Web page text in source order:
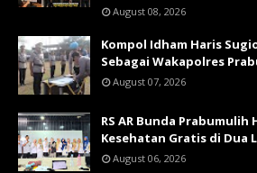
August 08, 2026
Kompol Idham Haris
Sebagai Wakapolres
August 07, 2026
RS AR Bunda Prabumulih
Kesehatan Gratis di Dua
August 06, 2026